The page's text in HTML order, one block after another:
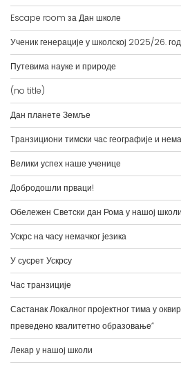
Escape room за Дан школе
Ученик генерације у школској 2025/26.
Путевима науке и природе
(no title)
Дан планете Земље
Tранзициони тимски час географије и
Велики успех наше ученице
Добродошли прваци!
Обележен Светски дан Рома у нашој школи
Ускрс на часу немачког језика
У сусрет Ускрсу
Час транзиције
Састанак Локалног пројектног тима у
преведено квалитетно образовање”
Лекар у нашој школи